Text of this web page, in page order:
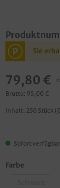
P Sie
79,80 €
Brutto: 95,00 €
Inhalt: 250 Stück
Sofort
Farbe